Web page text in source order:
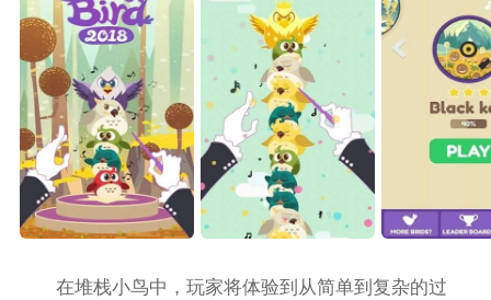
在堆栈小鸟中，玩家将体验到从简单到复杂的过